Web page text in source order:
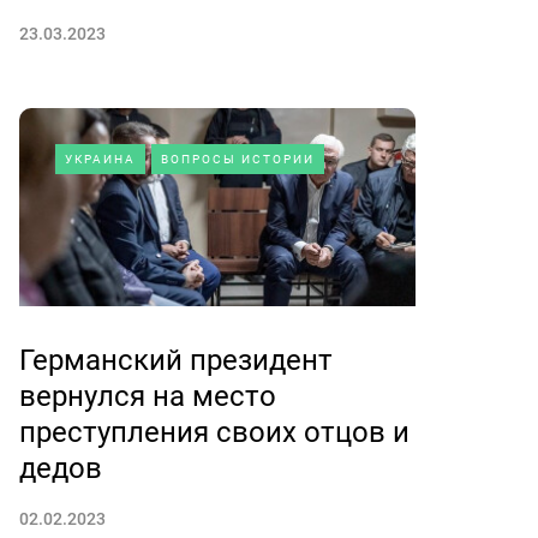
23.03.2023
УКРАИНА ВОПРОСЫ ИСТОРИИ
Германский президент
вернулся на место
преступления своих отцов и
дедов
02.02.2023